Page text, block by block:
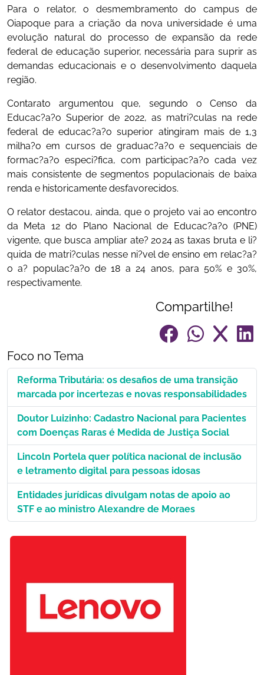
Para o relator, o desmembramento do campus de
Oiapoque para a criação da nova universidade é uma
evolução natural do processo de expansão da rede
federal de educação superior, necessária para suprir as
demandas educacionais e o desenvolvimento daquela
região.
Contarato argumentou que, segundo o Censo da
Educac?a?o Superior de 2022, as matri?culas na rede
federal de educac?a?o superior atingiram mais de 1,3
milha?o em cursos de graduac?a?o e sequenciais de
formac?a?o especi?fica, com participac?a?o cada vez
mais consistente de segmentos populacionais de baixa
renda e historicamente desfavorecidos.
O relator destacou, ainda, que o projeto vai ao encontro
da Meta 12 do Plano Nacional de Educac?a?o (PNE)
vigente, que busca ampliar ate? 2024 as taxas bruta e li?
quida de matri?culas nesse ni?vel de ensino em relac?a?
o a? populac?a?o de 18 a 24 anos, para 50% e 30%,
respectivamente.
Compartilhe!
Foco no Tema
Reforma Tributária: os desafios de uma transição
marcada por incertezas e novas responsabilidades
Doutor Luizinho: Cadastro Nacional para Pacientes
com Doenças Raras é Medida de Justiça Social
Lincoln Portela quer política nacional de inclusão
e letramento digital para pessoas idosas
Entidades jurídicas divulgam notas de apoio ao
STF e ao ministro Alexandre de Moraes